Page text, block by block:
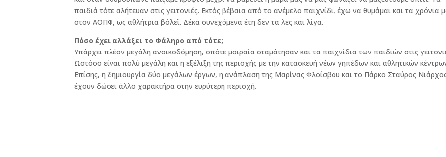
παιδιά τότε αλήτευαν στις γειτονιές. Εκτός βέβαια από το ανέμελο παιχνίδι, έχω να θυμάμαι και τα χρόνια
στον ΑΟΠΦ, ως αθλήτρια βόλεϊ. Δέκα συνεχόμενα έτη δεν τα λες και λίγα.
Πόσο έχει αλλάξει το Φάληρο από τότε;
Υπάρχει πλέον μεγάλη ανοικοδόμηση, οπότε μοιραία σταμάτησαν και τα παιχνίδια των παιδιών στις
Ωστόσο είναι πολύ μεγάλη και η εξέλιξη της περιοχής με την κατασκευή νέων γηπέδων και αθλητικών
Επίσης, η δημιουργία δύο μεγάλων έργων, η ανάπλαση της Μαρίνας Φλοίσβου και το Πάρκο Σταύρος
έχουν δώσει άλλο χαρακτήρα στην ευρύτερη περιοχή.